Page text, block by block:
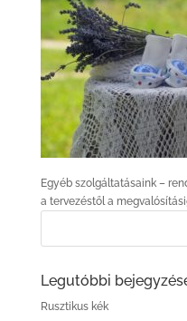
Egyéb szolgáltatásaink –
a tervezéstől a
Legutóbbi
Rusztikus kék